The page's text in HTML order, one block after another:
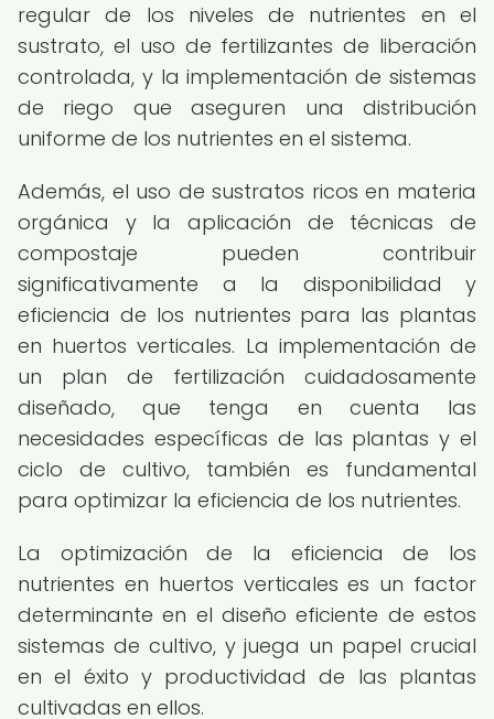
regular de los niveles de nutrientes en el
sustrato, el uso de fertilizantes de liberación
controlada, y la implementación de sistemas
de riego que aseguren una distribución
uniforme de los nutrientes en el sistema.
Además, el uso de sustratos ricos en materia
orgánica y la aplicación de técnicas de
compostaje pueden contribuir
significativamente a la disponibilidad y
eficiencia de los nutrientes para las plantas
en huertos verticales. La implementación de
un plan de fertilización cuidadosamente
diseñado, que tenga en cuenta las
necesidades específicas de las plantas y el
ciclo de cultivo, también es fundamental
para optimizar la eficiencia de los nutrientes.
La optimización de la eficiencia de los
nutrientes en huertos verticales es un factor
determinante en el diseño eficiente de estos
sistemas de cultivo, y juega un papel crucial
en el éxito y productividad de las plantas
cultivadas en ellos.